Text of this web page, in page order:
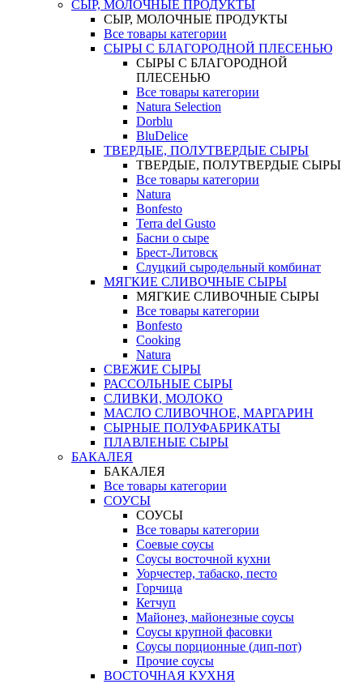
СЫР, МОЛОЧНЫЕ ПРОДУКТЫ
СЫР, МОЛОЧНЫЕ ПРОДУКТЫ
Все товары категории
СЫРЫ С БЛАГОРОДНОЙ ПЛЕСЕНЬЮ
СЫРЫ С БЛАГОРОДНОЙ
ПЛЕСЕНЬЮ
Все товары категории
Natura Selection
Dorblu
BluDelice
ТВЕРДЫЕ, ПОЛУТВЕРДЫЕ СЫРЫ
ТВЕРДЫЕ, ПОЛУТВЕРДЫЕ СЫРЫ
Все товары категории
Natura
Bonfesto
Terra del Gusto
Басни о сыре
Брест-Литовск
Слуцкий сыродельный комбинат
МЯГКИЕ СЛИВОЧНЫЕ СЫРЫ
МЯГКИЕ СЛИВОЧНЫЕ СЫРЫ
Все товары категории
Bonfesto
Cooking
Natura
СВЕЖИЕ СЫРЫ
РАССОЛЬНЫЕ СЫРЫ
СЛИВКИ, МОЛОКО
МАСЛО СЛИВОЧНОЕ, МАРГАРИН
СЫРНЫЕ ПОЛУФАБРИКАТЫ
ПЛАВЛЕНЫЕ СЫРЫ
БАКАЛЕЯ
БАКАЛЕЯ
Все товары категории
СОУСЫ
СОУСЫ
Все товары категории
Соевые соусы
Соусы восточной кухни
Уорчестер, табаско, песто
Горчица
Кетчуп
Майонез, майонезные соусы
Соусы крупной фасовки
Соусы порционные (дип-пот)
Прочие соусы
ВОСТОЧНАЯ КУХНЯ